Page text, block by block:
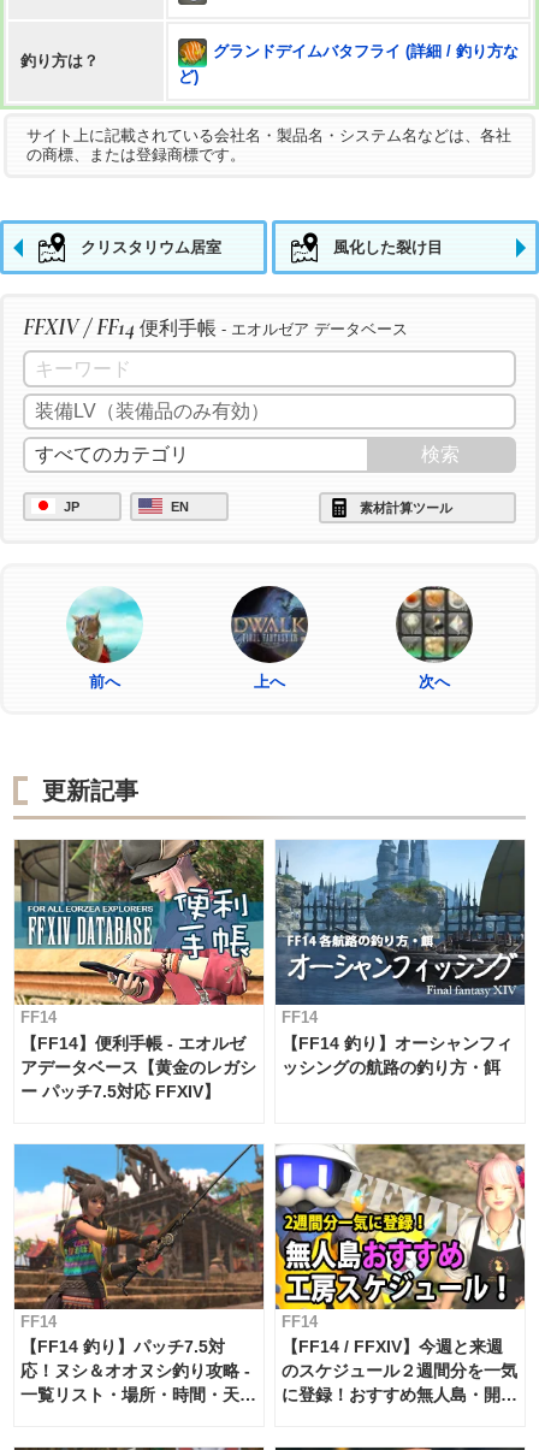
釣り方は？
グランドデイムバタフライ (詳細 / 釣り方な
ど)
サイト上に記載されている会社名・製品名・システム名などは、各社
の商標、または登録商標です。
クリスタリウム居室 風化した裂け目
FFXIV / FF14 便利手帳 - エオルゼア データベース
JP EN 素材計算ツール
前へ 上へ 次へ
更新記事
FF14
【FF14】便利手帳 - エオルゼ
アデータベース【黄金のレガシ
ー パッチ7.5対応 FFXIV】
FF14
【FF14 釣り】オーシャンフィ
ッシングの航路の釣り方・餌
FF14
【FF14 釣り】パッチ7.5対
応！ヌシ＆オオヌシ釣り攻略 -
一覧リスト・場所・時間・天
FF14
【FF14 / FFXIV】今週と来週
のスケジュール２週間分を一気
に登録！おすすめ無人島・開拓
対応 / 毎週更新中】